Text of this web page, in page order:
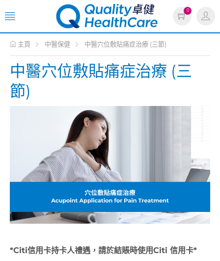
0
主頁 中醫保健 中醫穴位敷貼痛症治療 (三節)
中醫穴位敷貼痛症治療 (三
節)
*Citi信用卡持卡人禮遇，請於結賬時使用Citi 信用卡*